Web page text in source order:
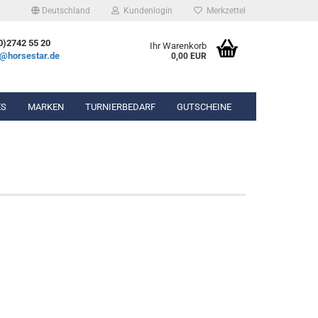
Deutschland Kundenlogin Merkzettel
55 20
Ihr Warenkorb
0,00 EUR
MARKEN TURNIERBEDARF GUTSCHEINE